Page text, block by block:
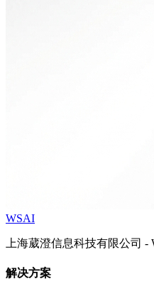
WSAI
上海葳澄信息科技有限公司 -
解决方案